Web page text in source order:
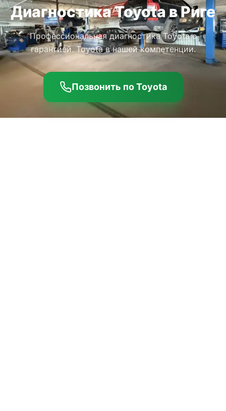
Диагностика Toyota в Риге
Профессиональная диагностика Toyota с
гарантией. Toyota в нашей компетенции.
Позвонить по Toyota